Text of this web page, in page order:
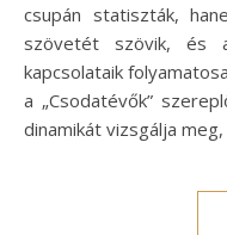
csupán statiszták,
szövetét szövik, és
kapcsolataik
a „Csodatévők”
dinamikát vizsgálja